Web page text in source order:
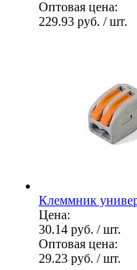
Оптовая цена:
229.93 руб. / шт.
Клеммник
Цена:
30.14 руб. / шт.
Оптовая цена:
29.23 руб. / шт.